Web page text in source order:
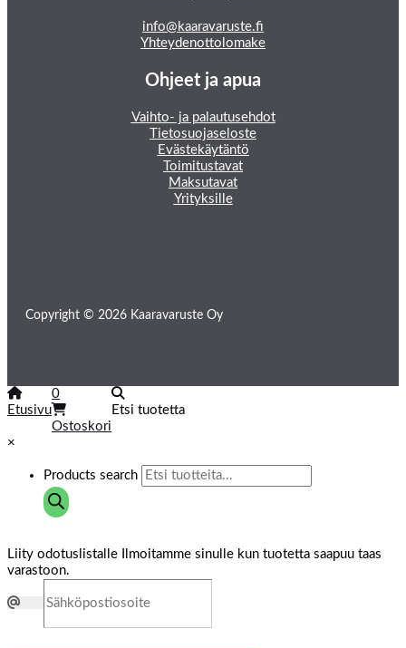
info@kaaravaruste.fi
Yhteydenottolomake
Ohjeet ja apua
Vaihto- ja palautusehdot
Tietosuojaseloste
Evästekäytäntö
Toimitustavat
Maksutavat
Yrityksille
Copyright © 2026 Kaaravaruste Oy
Etusivu
0
Ostoskori
Etsi tuotetta
×
Products search
Liity odotuslistalle
Ilmoitamme sinulle kun tuotetta saapuu taas
varastoon.